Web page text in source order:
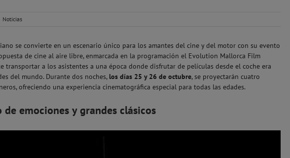
Noticias
se convierte en un escenario único para los amantes del cine y del motor con su evento
de cine al aire libre, enmarcada en la programación el Evolution Mallorca Film
transportar a los asistentes a una época donde disfrutar de películas desde el coche era
del mundo. Durante dos noches, los días 25 y 26 de octubre, se proyectarán cuatro
ofreciendo una experiencia cinematográfica especial para todas las edades.
emociones y grandes clásicos